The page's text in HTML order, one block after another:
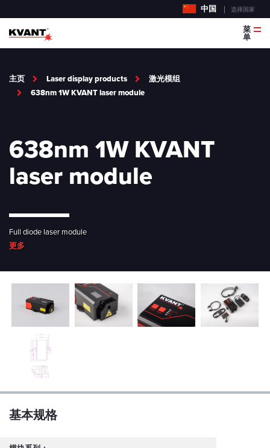
中国 选择国家
菜
单
主页 Laser display products
激光模组
638nm 1W KVANT laser module
638nm 1W KVANT
laser module
Full diode laser module
更多
基本规格